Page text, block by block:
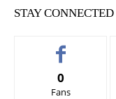
STAY CONNECTED
0
Fans